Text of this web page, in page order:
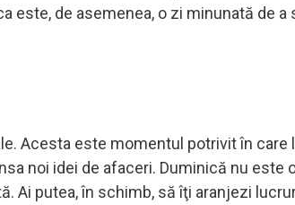
este, de asemenea, o zi minunată de a
Acesta este momentul potrivit în care
noi idei de afaceri. Duminică nu este
Ai putea, în schimb, să îţi aranjezi